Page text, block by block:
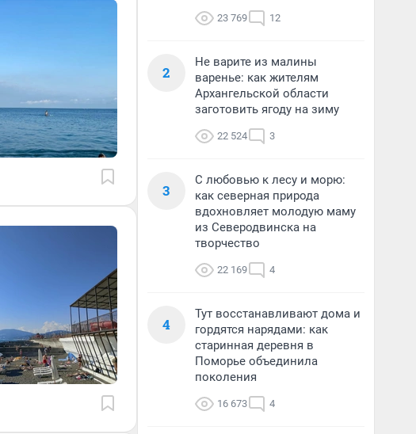
23 769 12
2
Не варите из малины
варенье: как жителям
Архангельской области
заготовить ягоду на зиму
22 524 3
3
С любовью к лесу и морю:
как северная природа
вдохновляет молодую маму
из Северодвинска на
творчество
22 169 4
4
Тут восстанавливают дома и
гордятся нарядами: как
старинная деревня в
Поморье объединила
поколения
16 673 4